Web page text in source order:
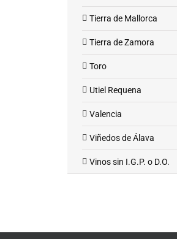
Tierra de Mallorca
Tierra de Zamora
Toro
Utiel Requena
Valencia
Viñedos de Álava
Vinos sin I.G.P. o D.O.